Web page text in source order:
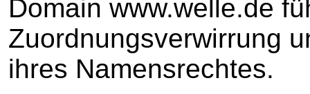
Domain www.welle.de
Zuordnungsverwirrung
ihres Namensrechtes.